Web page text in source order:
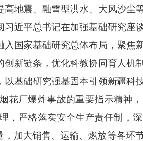
地震、融雪型洪水、大风沙尘
近平总书记在加强基础研究座
国家基础研究总体布局，聚焦
新链条，优化科教协同育人机
基础研究强基固本引领新疆科
花厂爆炸事故的重要指示精神
，严格落实安全生产责任制，
加大销售、运输、燃放等各环